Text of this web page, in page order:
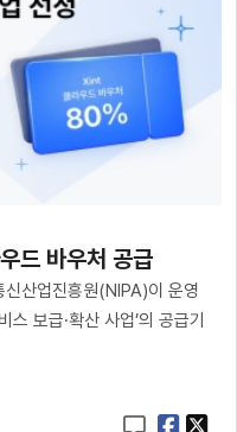
드 바우처 공급
산업진흥원(NIPA)이 운영
보급·확산 사업’의 공급기